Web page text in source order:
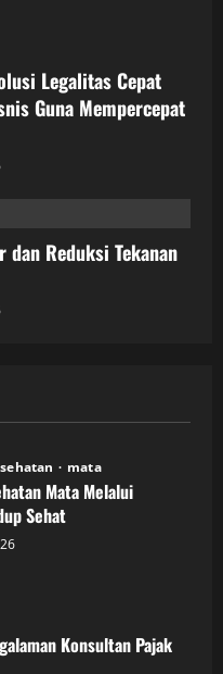
Legalitas Cepat
Guna Mempercepat
dan Reduksi Tekanan
mata
Mata Melalui
Sehat
Konsultan Pajak